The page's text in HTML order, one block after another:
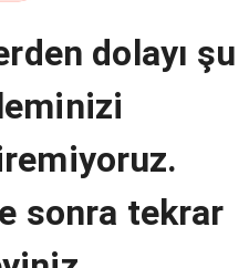
dolayı şu
sonra tekrar